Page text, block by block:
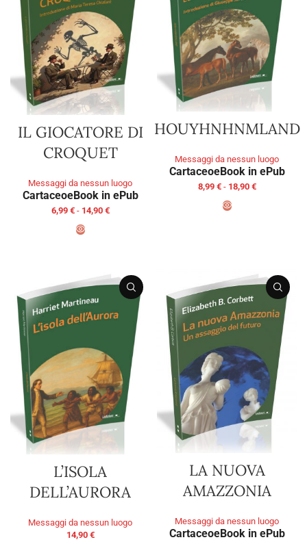
IL GIOCATORE DI
CROQUET
Messaggi da nessun luogo
CartaceoeBook in ePub
6,99 € - 14,90 €
HOUYHNHNMLAND
Messaggi da nessun luogo
CartaceoeBook in ePub
8,99 € - 18,90 €
L’ISOLA
DELL’AURORA
Messaggi da nessun luogo
14,90 €
LA NUOVA
AMAZZONIA
Messaggi da nessun luogo
CartaceoeBook in ePub